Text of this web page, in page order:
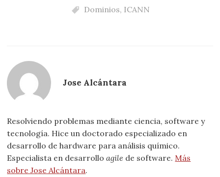
Dominios, ICANN
Jose Alcántara
Resolviendo problemas mediante ciencia, software y
tecnología. Hice un doctorado especializado en
desarrollo de hardware para análisis químico.
Especialista en desarrolloagile de software. Más
sobre Jose Alcántara.